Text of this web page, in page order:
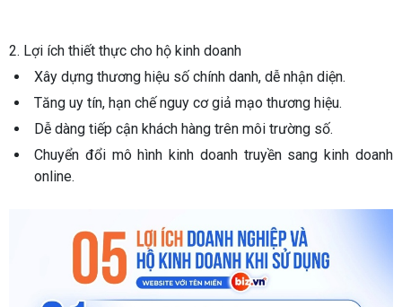
2. Lợi ích thiết thực cho hộ kinh doanh
Xây dựng thương hiệu số chính danh, dễ nhận diện.
Tăng uy tín, hạn chế nguy cơ giả mạo thương hiệu.
Dễ dàng tiếp cận khách hàng trên môi trường số.
Chuyển đổi mô hình kinh doanh truyền sang kinh doanh
online.